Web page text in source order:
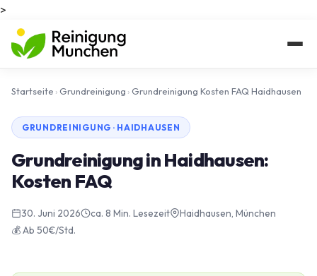
>
Startseite ›Grundreinigung ›Grundreinigung Kosten FAQ Haidhausen
GRUNDREINIGUNG · HAIDHAUSEN
Grundreinigung in Haidhausen:
Kosten FAQ
30. Juni 2026 ca. 8 Min. Lesezeit
Haidhausen, München
💰 Ab 50€/Std.